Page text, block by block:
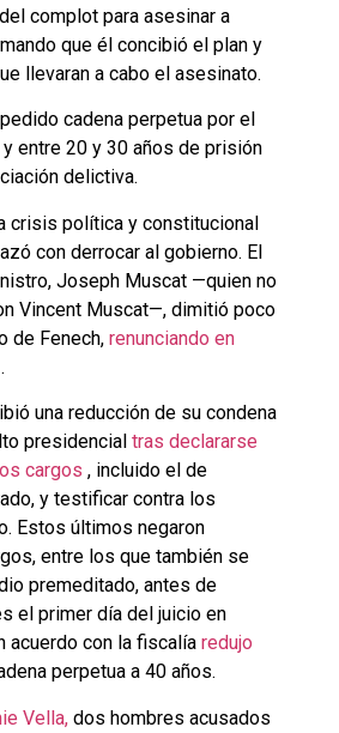
complot para asesinar a
que él concibió el plan y
llevaran a cabo el asesinato.
cadena perpetua por el
entre 20 y 30 años de prisión
delictiva.
crisis política y constitucional
con derrocar al gobierno. El
Joseph Muscat —quien no
Vincent Muscat—, dimitió poco
de Fenech, renunciando en
.
una reducción de su condena
presidencial tras declararse
cargos , incluido el de
y testificar contra los
Estos últimos negaron
entre los que también se
premeditado, antes de
el primer día del juicio en
acuerdo con la fiscalía redujo
perpetua a 40 años.
Vella, dos hombres acusados ​​